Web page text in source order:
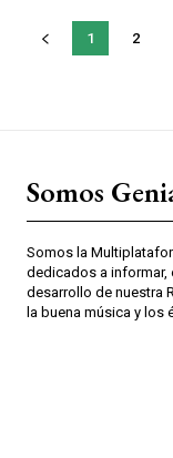
1 2
Somos
Somos la
dedicados a informar,
desarrollo de nuestra
la buena música y los